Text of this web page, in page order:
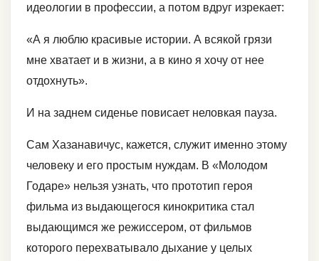
идеологии в профессии, а потом вдруг изрекает:
«А я люблю красивые истории. А всякой грязи
мне хватает и в жизни, а в кино я хочу от нее
отдохнуть».
И на заднем сиденье повисает неловкая пауза.
Сам Хазанавичус, кажется, служит именно этому
человеку и его простым нуждам. В «Молодом
Годаре» нельзя узнать, что прототип героя
фильма из выдающегося кинокритика стал
выдающимся же режиссером, от фильмов
которого перехватывало дыхание у целых